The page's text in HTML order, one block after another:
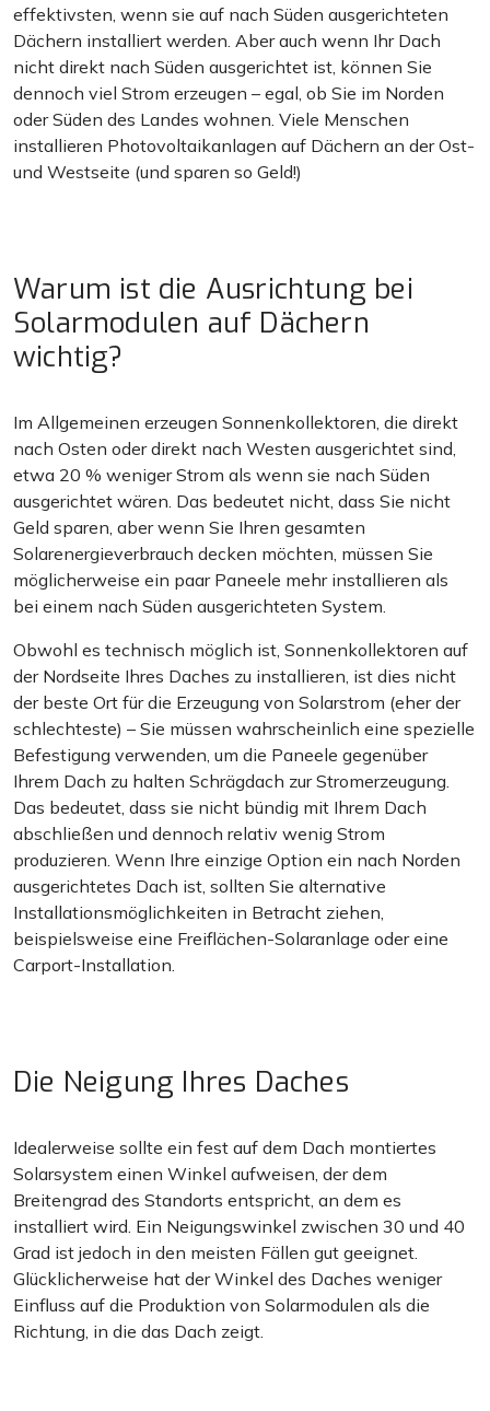
effektivsten, wenn sie auf nach Süden ausgerichteten
Dächern installiert werden. Aber auch wenn Ihr Dach
nicht direkt nach Süden ausgerichtet ist, können Sie
dennoch viel Strom erzeugen – egal, ob Sie im Norden
oder Süden des Landes wohnen. Viele Menschen
installieren Photovoltaikanlagen auf Dächern an der Ost-
und Westseite (und sparen so Geld!)
Warum ist die Ausrichtung bei
Solarmodulen auf Dächern
wichtig?
Im Allgemeinen erzeugen Sonnenkollektoren, die direkt
nach Osten oder direkt nach Westen ausgerichtet sind,
etwa 20 % weniger Strom als wenn sie nach Süden
ausgerichtet wären. Das bedeutet nicht, dass Sie nicht
Geld sparen, aber wenn Sie Ihren gesamten
Solarenergieverbrauch decken möchten, müssen Sie
möglicherweise ein paar Paneele mehr installieren als
bei einem nach Süden ausgerichteten System.
Obwohl es technisch möglich ist, Sonnenkollektoren auf
der Nordseite Ihres Daches zu installieren, ist dies nicht
der beste Ort für die Erzeugung von Solarstrom (eher der
schlechteste) – Sie müssen wahrscheinlich eine spezielle
Befestigung verwenden, um die Paneele gegenüber
Ihrem Dach zu halten Schrägdach zur Stromerzeugung.
Das bedeutet, dass sie nicht bündig mit Ihrem Dach
abschließen und dennoch relativ wenig Strom
produzieren. Wenn Ihre einzige Option ein nach Norden
ausgerichtetes Dach ist, sollten Sie alternative
Installationsmöglichkeiten in Betracht ziehen,
beispielsweise eine Freiflächen-Solaranlage oder eine
Carport-Installation.
Die Neigung Ihres Daches
Idealerweise sollte ein fest auf dem Dach montiertes
Solarsystem einen Winkel aufweisen, der dem
Breitengrad des Standorts entspricht, an dem es
installiert wird. Ein Neigungswinkel zwischen 30 und 40
Grad ist jedoch in den meisten Fällen gut geeignet.
Glücklicherweise hat der Winkel des Daches weniger
Einfluss auf die Produktion von Solarmodulen als die
Richtung, in die das Dach zeigt.